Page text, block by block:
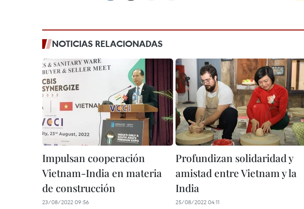
NOTICIAS RELACIONADAS
Impulsan cooperación
Vietnam-India en materia
de construcción
23/08/2022 09:56
Profundizan solidaridad y
amistad entre Vietnam y la
India
25/08/2022 04:11